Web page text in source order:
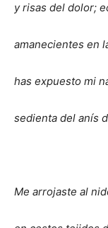
y risas del dolor;
amanecientes en
has expuesto mi
sedienta del anís
Me arrojaste al